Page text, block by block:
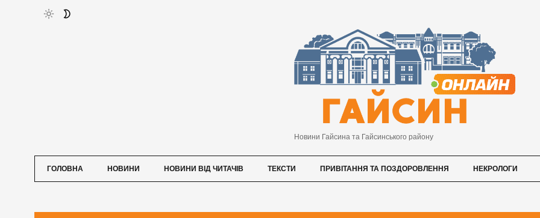
Новини Гайсина та Гайсинського району
ГОЛОВНА НОВИНИ НОВИНИ ВІД ЧИТАЧІВ ТЕКСТИ ПРИВІТАННЯ ТА ПОЗДОРОВЛЕННЯ НЕКРОЛОГИ